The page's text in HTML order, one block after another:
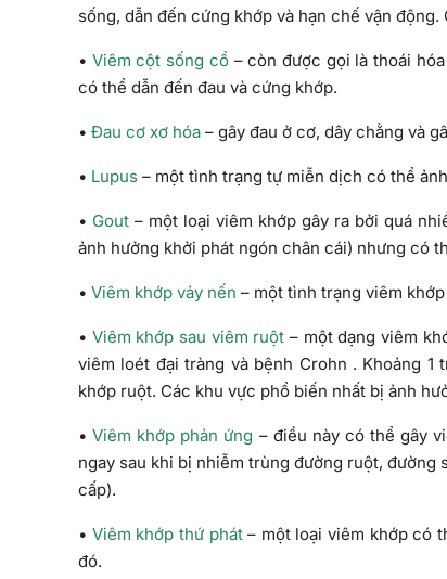
sống, dẫn đến cứng khớp và hạn chế vận
• Viêm cột sống cổ– còn được gọi là thoái
có thể dẫn đến đau và cứng khớp.
• Đau cơ xơ hóa – gây đau ở cơ, dây chằng và
• Lupus – một tình trạng tự miễn dịch có thể
• Gout– một loại viêm khớp gây ra bởi quá
ảnh hưởng khởi phát ngón chân cái) nhưng có
• Viêm khớp vảy nến – một tình trạng viêm
• Viêm khớp sau viêm ruột – một dạng viêm
viêm loét đại tràng và bệnh Crohn . Khoảng
khớp ruột. Các khu vực phổ biến nhất bị ảnh
•Viêm khớp phản ứng – điều này có thể gây
ngay sau khi bị nhiễm trùng đường ruột,
cấp).
• Viêm khớp thứ phát– một loại viêm khớp có
đó.